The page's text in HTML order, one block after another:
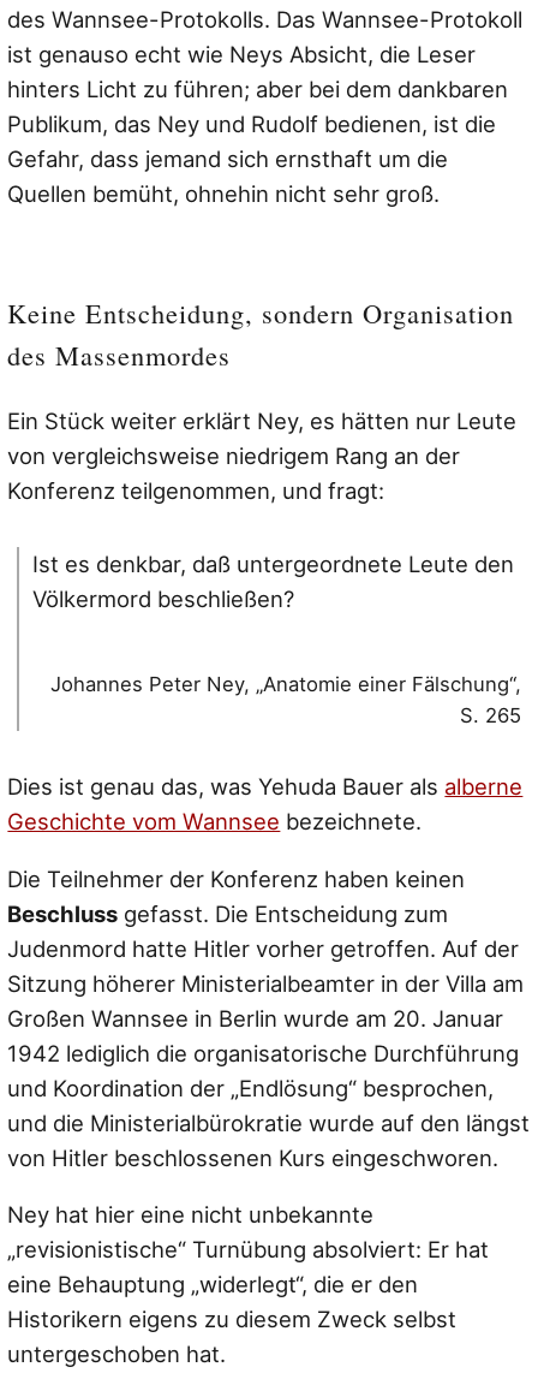
des Wannsee-Protokolls. Das Wannsee-Protokoll
ist genauso echt wie Neys Absicht, die Leser
hinters Licht zu führen; aber bei dem dankbaren
Publikum, das Ney und Rudolf bedienen, ist die
Gefahr, dass jemand sich ernsthaft um die
Quellen bemüht, ohnehin nicht sehr groß.
Keine Entscheidung, sondern Organisation
des Massenmordes
Ein Stück weiter erklärt Ney, es hätten nur Leute
von vergleichsweise niedrigem Rang an der
Konferenz teilgenommen, und fragt:
Ist es denkbar, daß untergeordnete Leute den
Völkermord beschließen?
Johannes Peter Ney, „Anatomie einer Fälschung“,
S. 265
Dies ist genau das, was Yehuda Bauer als alberne
Geschichte vom Wannsee bezeichnete.
Die Teilnehmer der Konferenz haben keinen
Beschluss gefasst. Die Entscheidung zum
Judenmord hatte Hitler vorher getroffen. Auf der
Sitzung höherer Ministerialbeamter in der Villa am
Großen Wannsee in Berlin wurde am 20. Januar
1942 lediglich die organisatorische Durchführung
und Koordination der „Endlösung“ besprochen,
und die Ministerialbürokratie wurde auf den längst
von Hitler beschlossenen Kurs eingeschworen.
Ney hat hier eine nicht unbekannte
„revisionistische“ Turnübung absolviert: Er hat
eine Behauptung „widerlegt“, die er den
Historikern eigens zu diesem Zweck selbst
untergeschoben hat.